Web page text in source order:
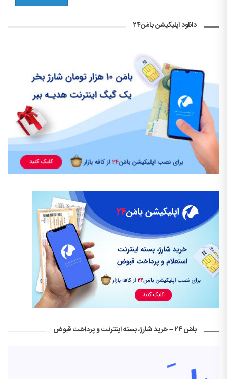
دانلود اپلیکیشن بامَن۲۴
بامَن ۲۴ – خرید شارژ، بسته اینترنت و پرداخت قبوض